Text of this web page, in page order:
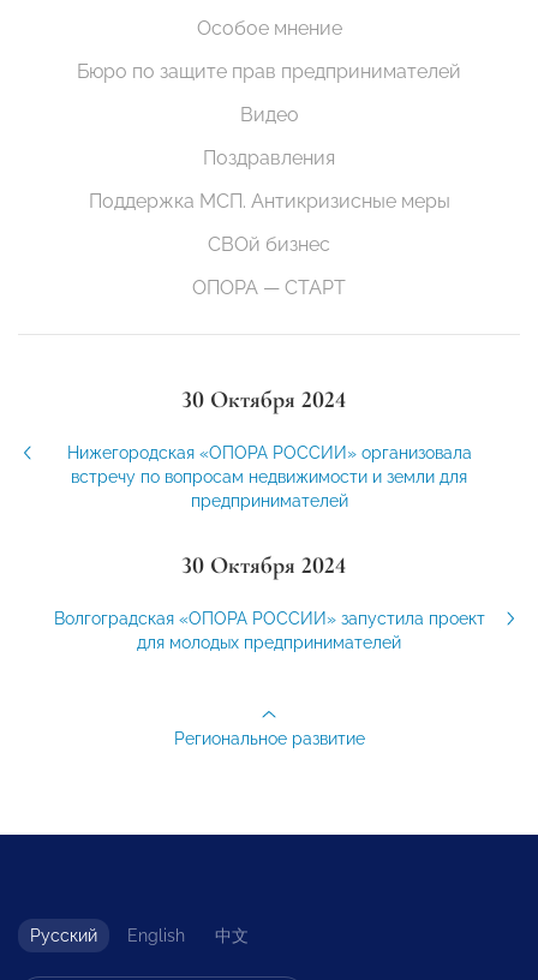
Особое мнение
Бюро по защите прав предпринимателей
Видео
Поздравления
Поддержка МСП. Антикризисные меры
СВОй бизнес
ОПОРА — СТАРТ
30 Октября 2024
Нижегородская «ОПОРА РОССИИ» организовала
встречу по вопросам недвижимости и земли для
предпринимателей
30 Октября 2024
Волгоградская «ОПОРА РОССИИ» запустила проект
для молодых предпринимателей
Региональное развитие
Русский English 中文